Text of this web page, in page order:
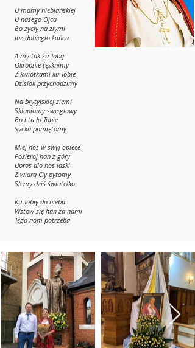
U mamy niebiańskiej
U nasego Ojca
Bo zyciy na ziymi
Juz dobiegło końca
A my tak za Tobą
Okropnie tęsknimy
Z kwiotkami ku Tobie
Dzisiok przychodzimy
Na brytyjskiej ziemi
Sklaniomy swe głowy
Bo i tu ło Tobie
Sycka pamiętomy
Miej nos w swyj opiece
Pozieroj han z góry
Upros dlo nos laski
Z wiarą Ciy pytomy
Slemy dziś światełko
Ku Tobiy do nieba
Wstow się han za nami
Tego nom potrzeba